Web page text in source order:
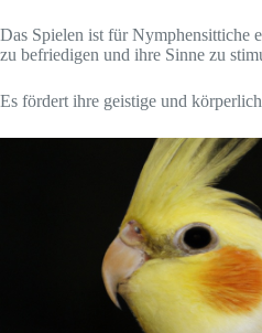
Das Spielen ist für Nymphensittiche
zu befriedigen und ihre Sinne zu
Es fördert ihre geistige und